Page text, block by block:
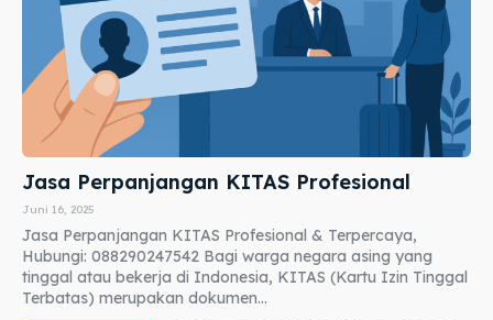
Jasa Perpanjangan KITAS Profesional
Juni 16, 2025
Jasa Perpanjangan KITAS Profesional & Terpercaya,
Hubungi: 088290247542 Bagi warga negara asing yang
tinggal atau bekerja di Indonesia, KITAS (Kartu Izin Tinggal
Terbatas) merupakan dokumen...